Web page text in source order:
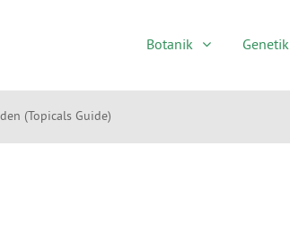
Botanik Genetik
(Topicals Guide)